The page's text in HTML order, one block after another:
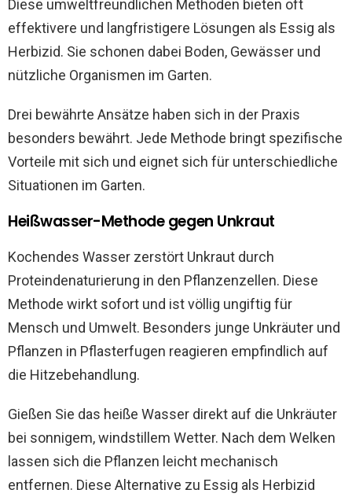
Diese umweltfreundlichen Methoden bieten oft
effektivere und langfristigere Lösungen als Essig als
Herbizid. Sie schonen dabei Boden, Gewässer und
nützliche Organismen im Garten.
Drei bewährte Ansätze haben sich in der Praxis
besonders bewährt. Jede Methode bringt spezifische
Vorteile mit sich und eignet sich für unterschiedliche
Situationen im Garten.
Heißwasser-Methode gegen Unkraut
Kochendes Wasser zerstört Unkraut durch
Proteindenaturierung in den Pflanzenzellen. Diese
Methode wirkt sofort und ist völlig ungiftig für
Mensch und Umwelt. Besonders junge Unkräuter und
Pflanzen in Pflasterfugen reagieren empfindlich auf
die Hitzebehandlung.
Gießen Sie das heiße Wasser direkt auf die Unkräuter
bei sonnigem, windstillem Wetter. Nach dem Welken
lassen sich die Pflanzen leicht mechanisch
entfernen. Diese Alternative zu Essig als Herbizid